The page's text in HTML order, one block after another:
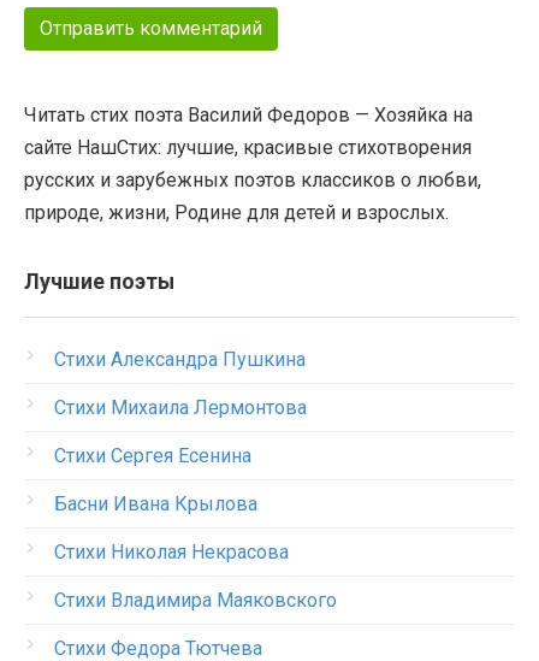
Читать стих поэта Василий Федоров — Хозяйка на
сайте НашСтих: лучшие, красивые стихотворения
русских и зарубежных поэтов классиков о любви,
природе, жизни, Родине для детей и взрослых.
Лучшие поэты
Стихи Александра Пушкина
Стихи Михаила Лермонтова
Стихи Сергея Есенина
Басни Ивана Крылова
Стихи Николая Некрасова
Стихи Владимира Маяковского
Стихи Федора Тютчева